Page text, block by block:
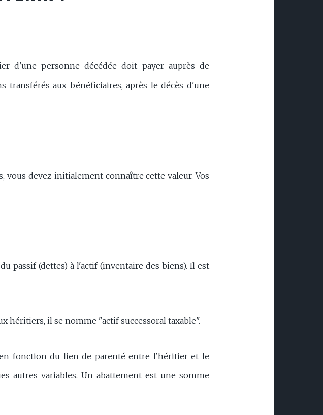
d'une personne décédée doit payer auprès de
aux bénéficiaires, après le décès d'une
vous devez initialement connaître cette valeur. Vos
passif (dettes) à l'actif (inventaire des biens). Il est
héritiers, il se nomme "actif successoral taxable".
fonction du lien de parenté entre l'héritier et le
autres variables.Un abattement est une somme